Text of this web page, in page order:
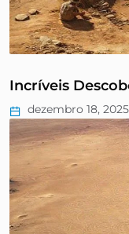
Incríveis
dezembro 18, 2025